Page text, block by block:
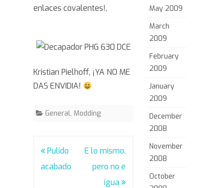
enlaces covalentes!,
Kristian Pielhoff, ¡YA NO ME
DAS ENVIDIA!
General, Modding
Post
navigation
Pulido
acabado
E lo mismo,
pero no e
igua
May 2009
March
2009
February
2009
January
2009
December
2008
November
2008
October